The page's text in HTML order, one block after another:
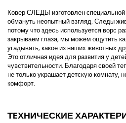
Ковер СЛЕДЫ изготовлен
обмануть неопытный взгляд. Следы
потому что здесь используется ворс
закрываем глаза, мы можем ощутить
угадывать, какое из наших животных
Это отличная идея для развития у
чувствительности. Благодаря своей
не только украшает детскую комнату,
комфорт.
ТEХНИЧЕСКИЕ